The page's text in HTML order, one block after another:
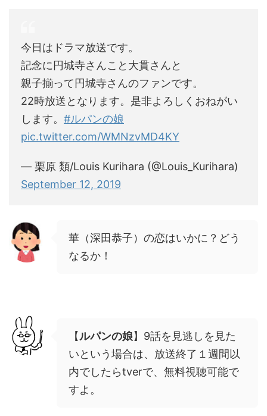
今日はドラマ放送です。
記念に円城寺さんこと大貫さんと
親子揃って円城寺さんのファンです。
22時放送となります。是非よろしくおねがい
します。 #ルパンの娘
pic.twitter.com/WMNzvMD4KY
— 栗原 類/Louis Kurihara (@Louis_Kurihara)
September 12, 2019
華（深田恭子）の恋はいかに？どう
なるか！
【ルパンの娘】9話を見逃しを見た
いという場合は、放送終了１週間以
内でしたらtverで、無料視聴可能で
すよ。